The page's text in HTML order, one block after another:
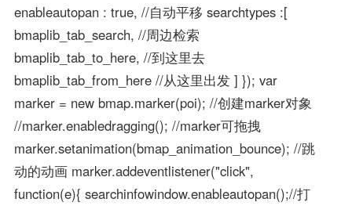
enableautopan : true, //自动平移 searchtypes :[
bmaplib_tab_search, //周边检索
bmaplib_tab_to_here, //到这里去
bmaplib_tab_from_here //从这里出发 ] }); var
marker = new bmap.marker(poi); //创建marker对象
//marker.enabledragging(); //marker可拖拽
marker.setanimation(bmap_animation_bounce); //跳
动的动画 marker.addeventlistener("click",
function(e){ searchinfowindow.enableautopan();//打